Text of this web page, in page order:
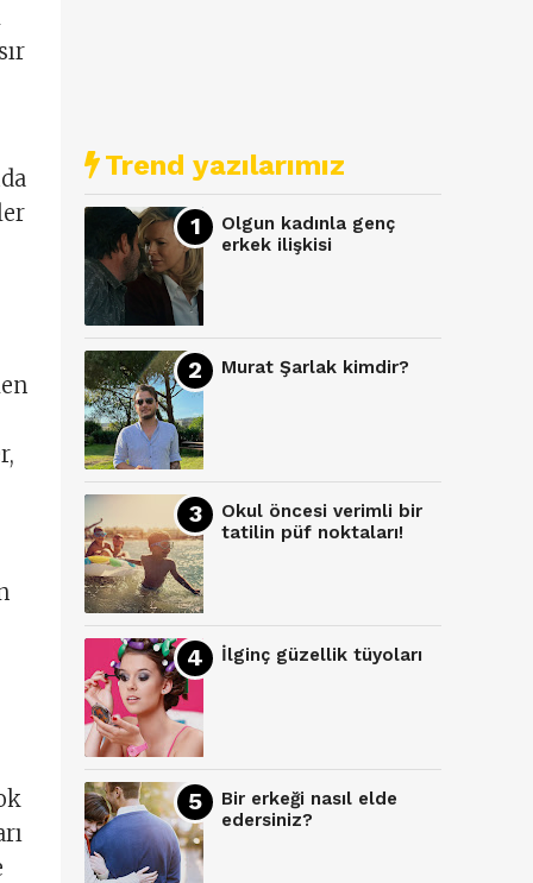
Trend yazılarımız
Olgun kadınla genç
erkek ilişkisi
Murat Şarlak kimdir?
Okul öncesi verimli bir
tatilin püf noktaları!
İlginç güzellik tüyoları
Bir erkeği nasıl elde
edersiniz?